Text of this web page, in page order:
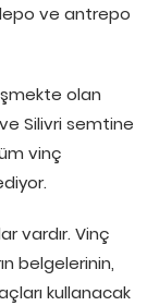
ve antrepo
olan
Silivri semtine
vinç
vardır. Vinç
belgelerinin,
kullanacak